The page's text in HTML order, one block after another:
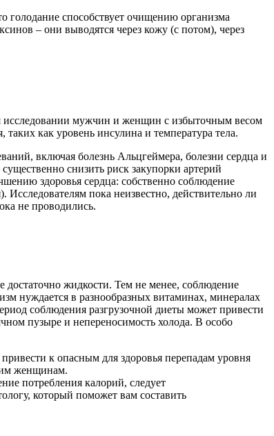
голодание способствует очищению организма
– они выводятся через кожу (с потом), через
исследовании мужчин и женщин с избыточным весом
как уровень инсулина и температура тела.
включая болезнь Альцгеймера, болезни сердца и
снизить риск закупорки артерий
здоровья сердца: собственно соблюдение
пока неизвестно, действительно ли
не проводились.
достаточно жидкости. Тем не менее, соблюдение
нуждается в разнообразных витаминах, минералах
соблюдения разгрузочной диеты может привести
пузыре и непереносимость холода. В особо
к опасным для здоровья перепадам уровня
женщинам.
потребления калорий, следует
который поможет вам составить